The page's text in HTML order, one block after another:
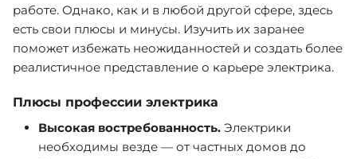
работе. Однако, как и в любой другой сфере, здесь
есть свои плюсы и минусы. Изучить их заранее
поможет избежать неожиданностей и создать более
реалистичное представление о карьере электрика.
Плюсы профессии электрика
Высокая востребованность. Электрики
необходимы везде — от частных домов до